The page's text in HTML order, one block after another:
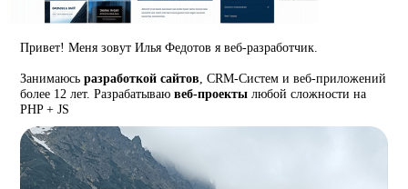
Привет! Меня зовут Илья Федотов я веб-разработчик.
Занимаюсьразработкой сайтов , CRM-Систем и веб-приложений
более 12 лет. Разрабатываювеб-проекты любой сложности на
PHP + JS